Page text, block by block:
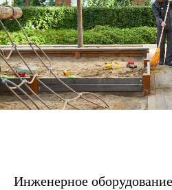
Инженерное